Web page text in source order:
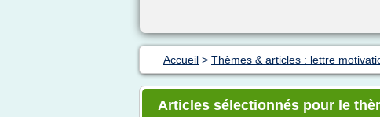
Accueil > Thèmes & articles : lettre
Articles sélectionnés pour le